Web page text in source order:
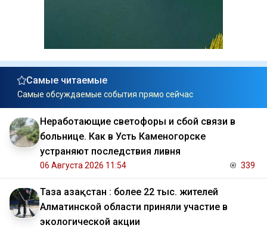
Самые читаемые
Самые обсуждаемые события прямо сейчас
Неработающие светофоры и сбой связи в
больнице. Как в Усть Каменогорске
устраняют последствия ливня
06 Августа 2026 11:54 339
Таза Қазақстан : более 22 тыс. жителей
Алматинской области приняли участие в
экологической акции